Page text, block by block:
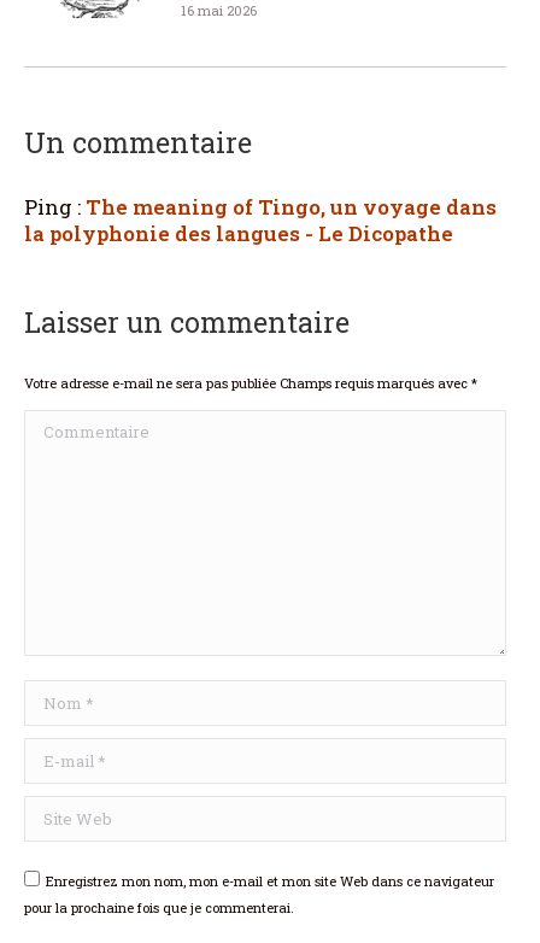
16 mai 2026
Un commentaire
Ping : The meaning of Tingo, un voyage dans
la polyphonie des langues - Le Dicopathe
Laisser un commentaire
Votre adresse e-mail ne sera pas publiée Champs requis marqués avec *
Commentaire
Nom *
E-mail *
Site Web
Enregistrez mon nom, mon e-mail et mon site Web dans ce navigateur
pour la prochaine fois que je commenterai.